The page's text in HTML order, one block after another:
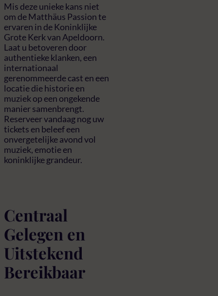
Mis deze unieke kans niet
om de Matthäus Passion te
ervaren in de Koninklijke
Grote Kerk van Apeldoorn.
Laat u betoveren door
authentieke klanken, een
internationaal
gerenommeerde cast en een
locatie die historie en
muziek op een ongekende
manier samenbrengt.
Reserveer vandaag nog uw
tickets en beleef een
onvergetelijke avond vol
muziek, emotie en
koninklijke grandeur.
Centraal
Gelegen en
Uitstekend
Bereikbaar